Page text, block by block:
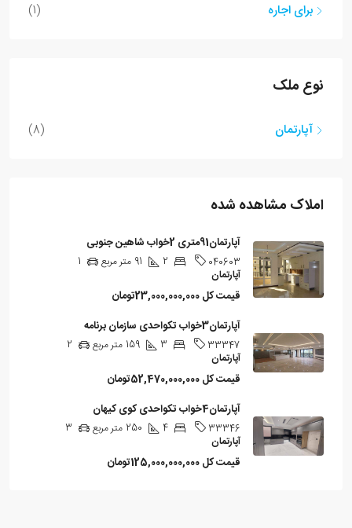
برای اجاره
(1)
نوع ملک
آپارتمان (8)
املاک مشاهده شده
آپارتمان91متری 2خواب شاهین جنوبی
040603
2
91 متر مربع
1
آپارتمان
قیمت کل
آپارتمان3خواب تکواحدی سازمان برنامه
33347
3
159 متر مربع
2
آپارتمان
قیمت کل
آپارتمان4خواب تکواحدی کوی کیهان
33346
4
250 متر مربع
3
آپارتمان
قیمت کل